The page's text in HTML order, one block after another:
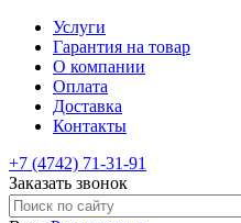
Услуги
Гарантия на товар
О компании
Оплата
Доставка
Контакты
+7 (4742) 71-31-91
Заказать звонок